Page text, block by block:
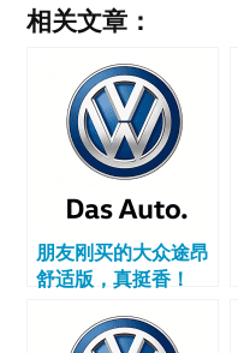
相关文章：
朋友刚买的大众途昂
舒适版，真挺香！